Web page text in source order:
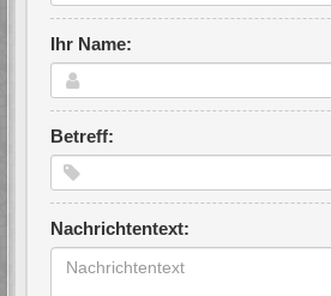
Ihr Name:
Betreff:
Nachrichtentext: